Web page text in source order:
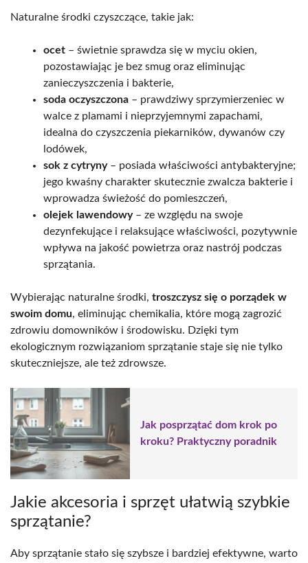
Naturalne środki czyszczące, takie jak:
ocet – świetnie sprawdza się w myciu okien,
pozostawiając je bez smug oraz eliminując
zanieczyszczenia i bakterie,
soda oczyszczona – prawdziwy sprzymierzeniec w
walce z plamami i nieprzyjemnymi zapachami,
idealna do czyszczenia piekarników, dywanów czy
lodówek,
sok z cytryny– posiada właściwości antybakteryjne;
jego kwaśny charakter skutecznie zwalcza bakterie i
wprowadza świeżość do pomieszczeń,
olejek lawendowy– ze względu na swoje
dezynfekujące i relaksujące właściwości, pozytywnie
wpływa na jakość powietrza oraz nastrój podczas
sprzątania.
Wybierając naturalne środki, troszczysz się o porządek w
swoim domu, eliminując chemikalia, które mogą zagrozić
zdrowiu domowników i środowisku. Dzięki tym
ekologicznym rozwiązaniom sprzątanie staje się nie tylko
skuteczniejsze, ale też zdrowsze.
Jak posprzątać dom krok po
kroku? Praktyczny poradnik
Jakie akcesoria i sprzęt ułatwią szybkie
sprzątanie?
Aby sprzątanie stało się szybsze i bardziej efektywne, warto